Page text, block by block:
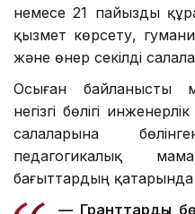
немесе 21 пайызды
қызмет көрсету,
және өнер секілді
Осыған байланысты
негізгі бөлігі
салаларына
педагогикалық
бағыттардың
— Гранттарды